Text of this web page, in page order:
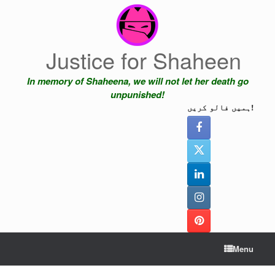
Justice for Shaheen
In memory of Shaheena, we will not let her death go
unpunished!
ہمیں فالو کریں!
Menu